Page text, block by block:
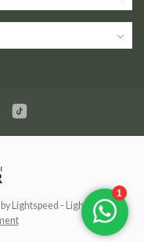
Lightspeed - Lightspeed